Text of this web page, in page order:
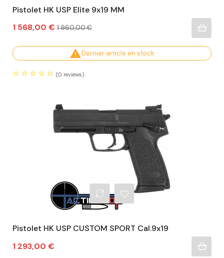
Pistolet HK USP Elite 9x19 MM
Prix
1 568,00 € Prix
habituel
1 960,00 €
Dernier article en stock
(0 reviews)
Pistolet HK USP CUSTOM SPORT Cal.9x19
Prix
1 293,00 €